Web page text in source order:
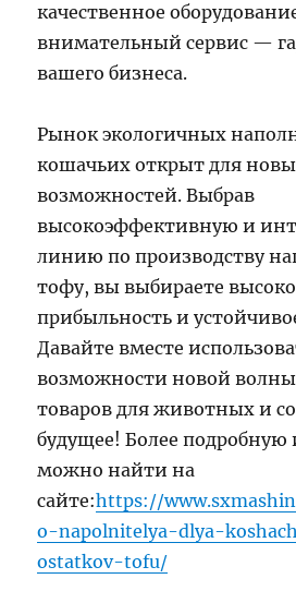
качественное
внимательный сервис —
вашего бизнеса.
Рынок экологичных
кошачьих открыт для
возможностей. Выбрав
высокоэффективную и
линию по производству
тофу, вы выбираете
прибыльность и
Давайте вместе
возможности новой
товаров для животных и
будущее! Более
можно найти на
сайте:https://
o-napolnitelya-dlya-
ostatkov-tofu/